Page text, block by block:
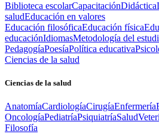
Biblioteca escolarCapacitaciónDidáctica
saludEducación en valores
Educación filosóficaEducación física
educaciónIdiomasMetodología del
PedagogíaPoesíaPolítica educativa
Ciencias de la salud
Ciencias de la salud
AnatomíaCardiologíaCirugíaEnfermería
OncologíaPediatríaPsiquiatríaSalud
Filosofía